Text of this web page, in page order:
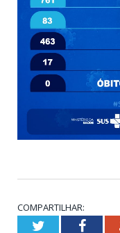
COMPARTILHAR:
Twitter